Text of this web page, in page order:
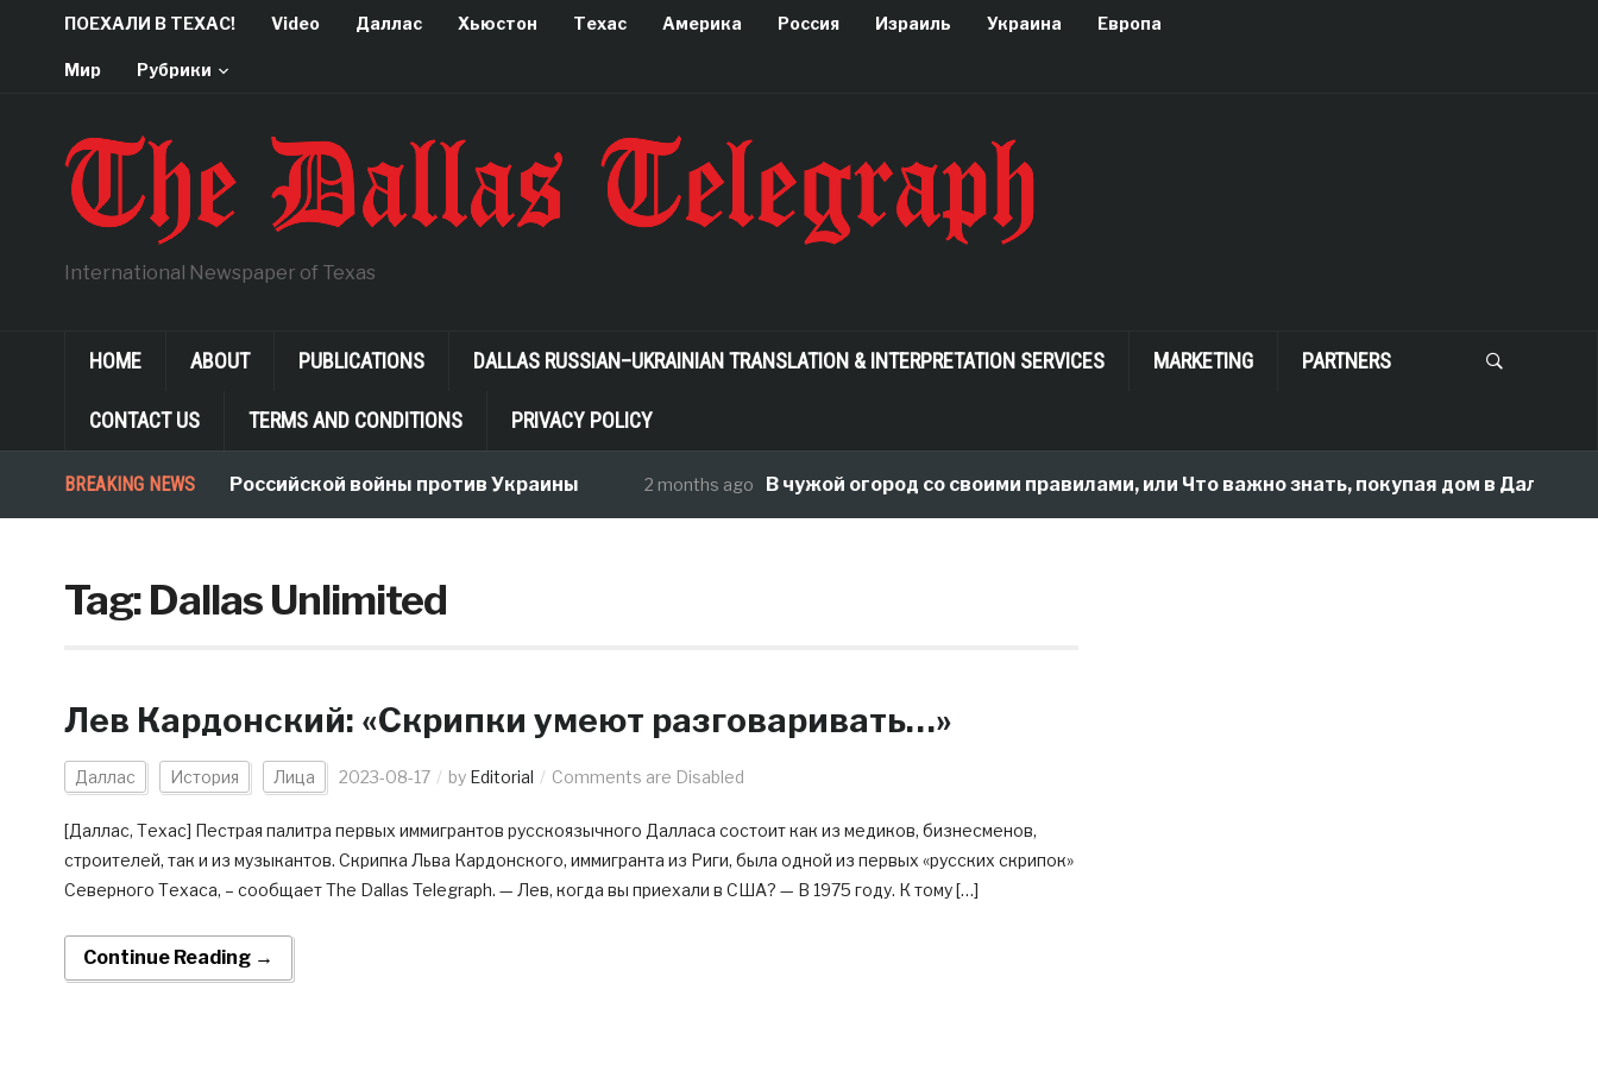
ПОЕХАЛИ В ТЕХАС! Video Даллас Хьюстон Техас Америка Россия Израиль Украина Европа
Мир Рубрики
International Newspaper of Texas
HOME ABOUT PUBLICATIONS DALLAS RUSSIAN–UKRAINIAN TRANSLATION & INTERPRETATION SERVICES MARKETING PARTNERS
CONTACT US TERMS AND CONDITIONS PRIVACY POLICY
BREAKING NEWS
Неологизмы Российской войны против Украины 2 months ago В чужой огород со своими правилами, или Что важно знать, покупая дом в Далласе
Tag:Dallas Unlimited
Лев Кардонский: «Скрипки умеют разговаривать…»
Даллас История Лица 2023-08-17 by Editorial Comments are Disabled
[Даллас, Техас] Пестрая палитра первых иммигрантов русскоязычного Далласа состоит как из медиков, бизнесменов,
строителей, так и из музыкантов. Скрипка Льва Кардонского, иммигранта из Риги, была одной из первых «русских скрипок»
Северного Техаса, – сообщает The Dallas Telegraph. — Лев, когда вы приехали в США? — В 1975 году. К тому […]
Continue Reading →